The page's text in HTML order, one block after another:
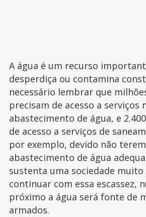
A água é um recurso
desperdiça ou contamina
necessário lembrar que
precisam de acesso a serviços
abastecimento de água, e
de acesso a serviços de
por exemplo, devido não
abastecimento de água
sustenta uma sociedade muito
continuar com essa escassez,
próximo a água será fonte de
armados.